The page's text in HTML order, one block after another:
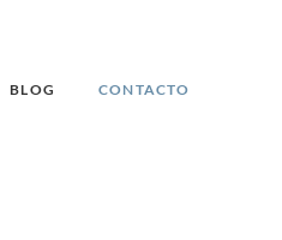
BLOG CONTACTO